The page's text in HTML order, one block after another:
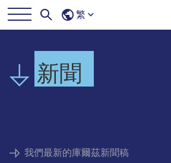
繁
新聞
我們最新的庫爾茲新聞稿